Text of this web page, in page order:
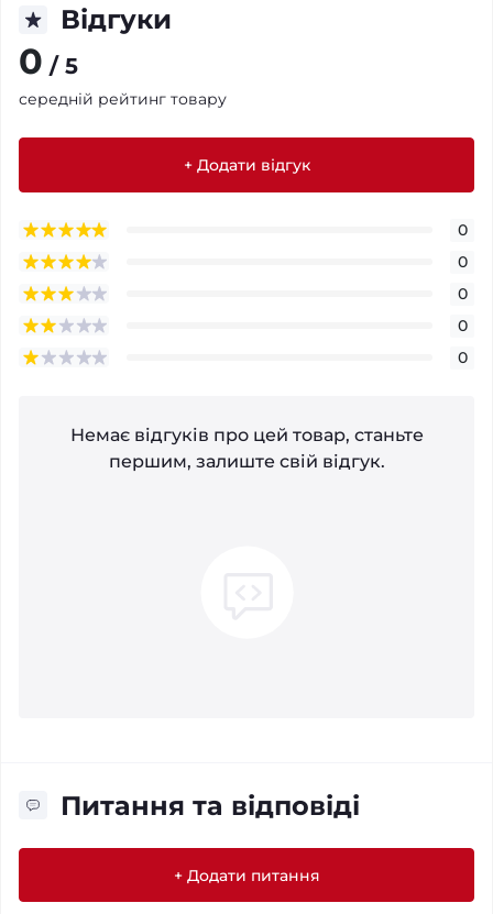
Відгуки
0 / 5
середній рейтинг товару
+ Додати відгук
0
0
0
0
0
Немає відгуків про цей товар, станьте
першим, залиште свій відгук.
Питання та відповіді
+ Додати питання